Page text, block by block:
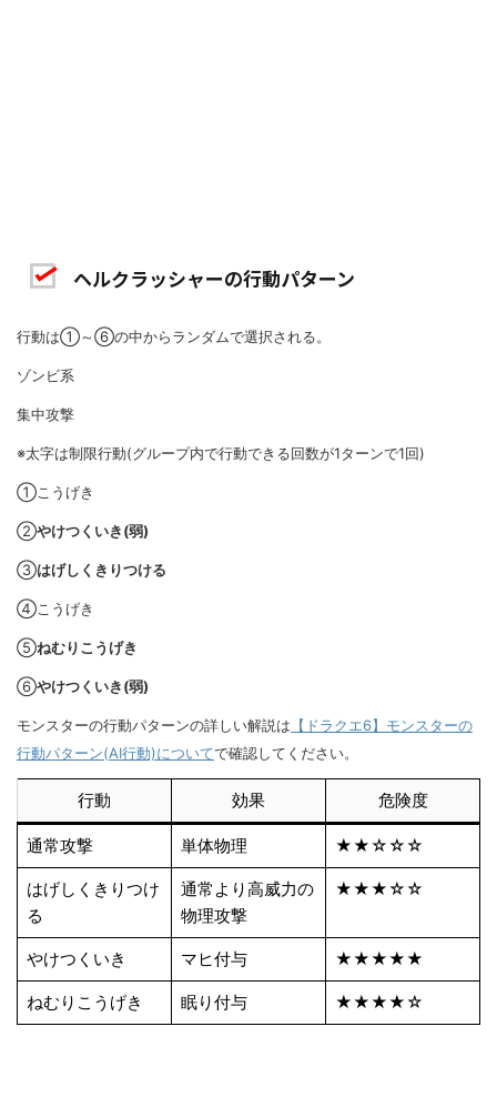
ヘルクラッシャーの行動パターン
行動は①～⑥の中からランダムで選択される。
ゾンビ系
集中攻撃
※太字は制限行動(グループ内で行動できる回数が1ターンで1回)
①こうげき
②やけつくいき(弱)
③はげしくきりつける
④こうげき
⑤ねむりこうげき
⑥やけつくいき(弱)
モンスターの行動パターンの詳しい解説は 【ドラクエ6】モンスターの
行動パターン(AI行動)についてで確認してください。
行動 効果 危険度
通常攻撃 単体物理 ★★☆☆☆
はげしくきりつけ
る
通常より高威力の
物理攻撃
★★★☆☆
やけつくいき マヒ付与 ★★★★★
ねむりこうげき 眠り付与 ★★★★☆